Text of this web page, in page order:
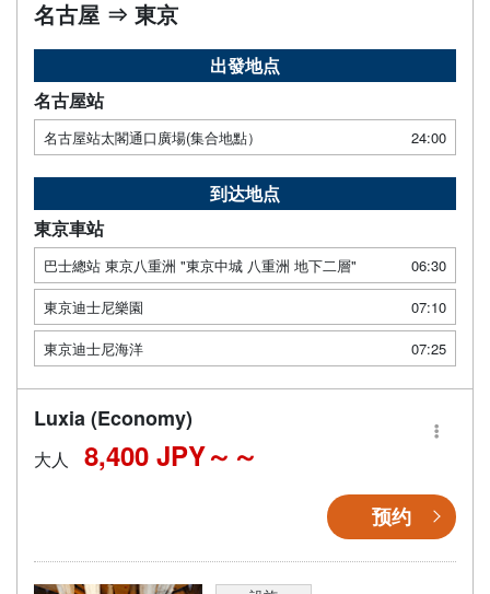
名古屋 ⇒ 東京
出發地点
名古屋站
名古屋站太閣通口廣場(集合地點） 24:00
到达地点
東京車站
巴士總站 東京八重洲 "東京中城 八重洲 地下二層"
06:30
東京迪士尼樂園
07:10
東京迪士尼海洋
07:25
Luxia (Economy)
大人 8,400 JPY～
预约